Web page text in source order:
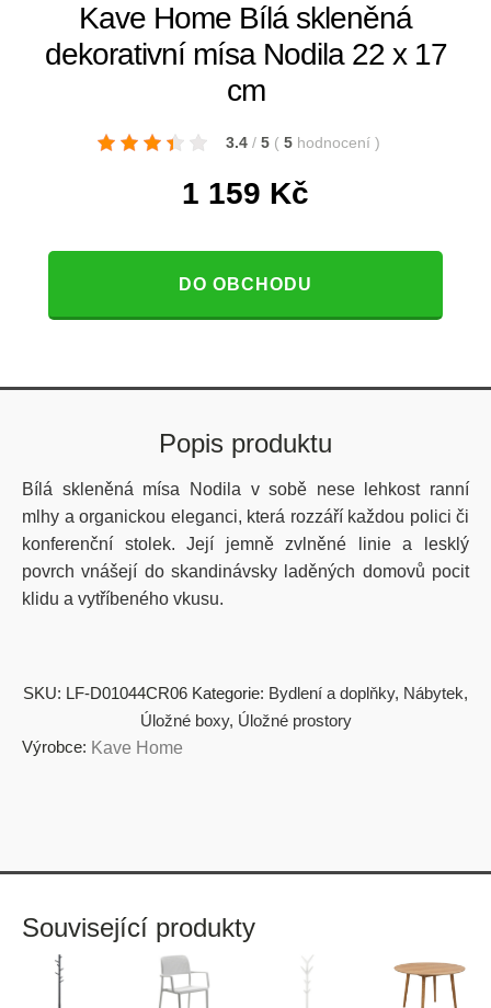
Kave Home Bílá skleněná
dekorativní mísa Nodila 22 x 17
cm
3.4 / 5 ( 5 hodnocení )
1 159 Kč
DO OBCHODU
Popis produktu
Bílá skleněná mísa Nodila v sobě nese lehkost ranní
mlhy a organickou eleganci, která rozzáří každou polici či
konferenční stolek. Její jemně zvlněné linie a lesklý
povrch vnášejí do skandinávsky laděných domovů pocit
klidu a vytříbeného vkusu.
SKU: LF-D01044CR06 Kategorie: Bydlení a doplňky, Nábytek,
Úložné boxy, Úložné prostory
Výrobce: Kave Home
Související produkty